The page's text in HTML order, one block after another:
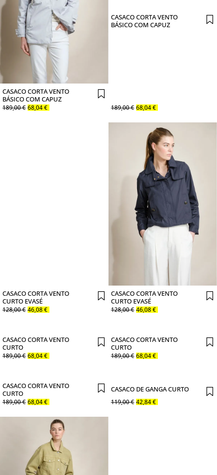
CASACO CORTA VENTO
BÁSICO COM CAPUZ
189,00€ 68,04€
CASACO CORTA VENTO
BÁSICO COM CAPUZ
189,00€ 68,04€
CASACO CORTA VENTO
CURTO EVASÉ
128,00€ 46,08€
CASACO CORTA VENTO
CURTO EVASÉ
128,00€ 46,08€
CASACO CORTA VENTO
CURTO
189,00€ 68,04€
CASACO CORTA VENTO
CURTO
189,00€ 68,04€
CASACO CORTA VENTO
CURTO
189,00€ 68,04€
CASACO DE GANGA CURTO
119,00€ 42,84€